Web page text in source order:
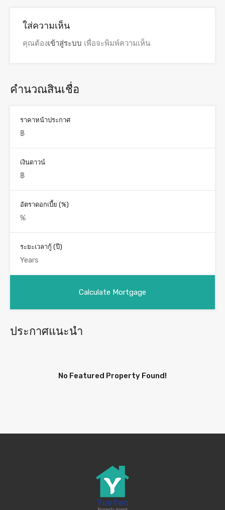
ใส่ความเห็น
คุณต้องเข้าสู่ระบบ เพื่อจะพิมพ์ความเห็น
คำนวณสินเชื่อ
ราคาหน้าประกาศ
เงินดาวน์
อัตราดอกเบี้ย (%)
ระยะเวลากู้ (ปี)
ประกาศแนะนำ
No Featured Property Found!